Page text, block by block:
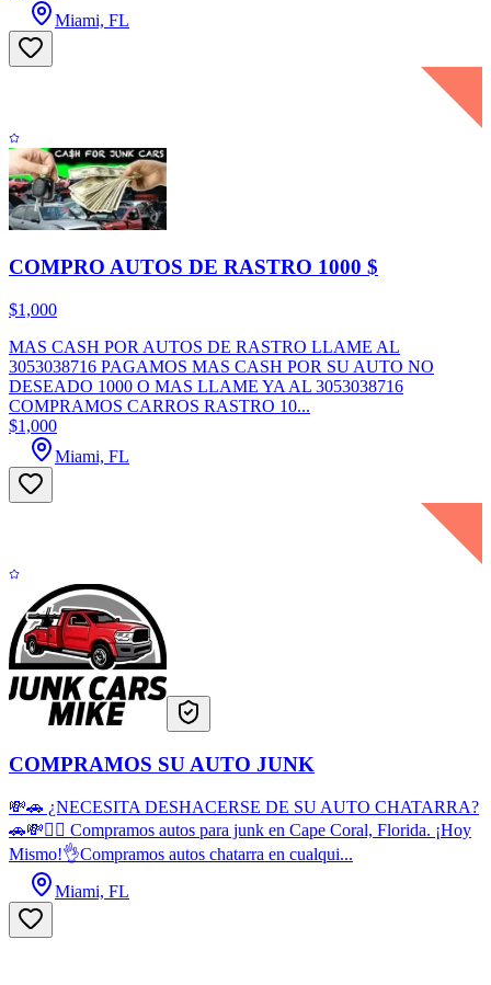
Miami, FL
COMPRO AUTOS DE RASTRO 1000 $
$1,000
MAS CASH POR AUTOS DE RASTRO LLAME AL
3053038716 PAGAMOS MAS CASH POR SU AUTO NO
DESEADO 1000 O MAS LLAME YA AL 3053038716
COMPRAMOS CARROS RASTRO 10...
$1,000
Miami, FL
COMPRAMOS SU AUTO JUNK
💸🚗 ¿NECESITA DESHACERSE DE SU AUTO CHATARRA?
🚗💸🙋‍♂️ Compramos autos para junk en Cape Coral, Florida. ¡Hoy
Mismo!👌Compramos autos chatarra en cualqui...
Miami, FL